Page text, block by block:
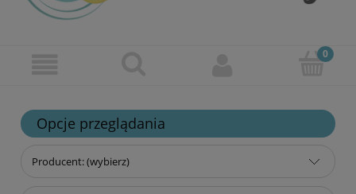
Opcje przeglądania
Producent: (wybierz)